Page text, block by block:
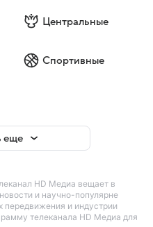
Центральные
Спортивные
еще
HD Медиа вещает в
и научно-популярне
передвижения и индустрии
телеканала HD Медиа для